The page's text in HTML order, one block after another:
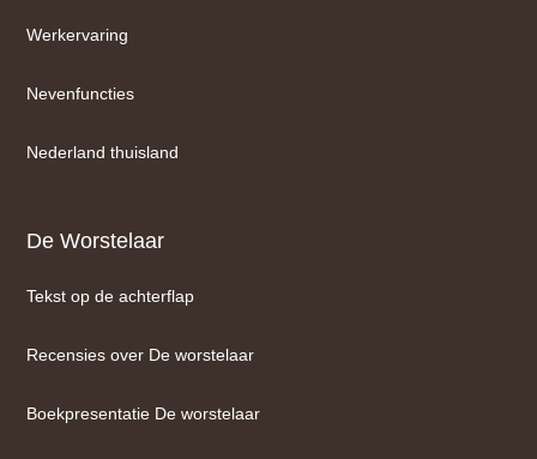
Werkervaring
Nevenfuncties
Nederland thuisland
De Worstelaar
Tekst op de achterflap
Recensies over De worstelaar
Boekpresentatie De worstelaar